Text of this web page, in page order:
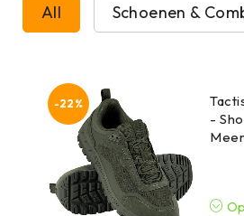
All Schoenen &
-22%
-